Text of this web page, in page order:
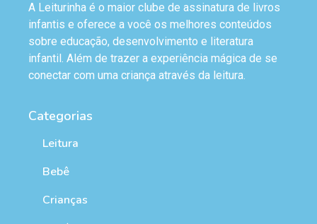
A Leiturinha é o maior clube de assinatura de livros
infantis e oferece a você os melhores conteúdos
sobre educação, desenvolvimento e literatura
infantil. Além de trazer a experiência mágica de se
conectar com uma criança através da leitura.
Categorias
Leitura
Bebê
Crianças